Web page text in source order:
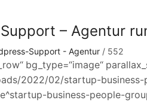
– Agentur
Support - Agentur / 552
bg_type=“image“
2022/02/startup-
business-people-